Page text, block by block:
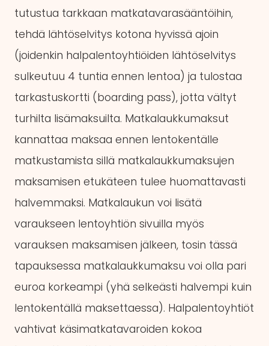
tutustua tarkkaan matkatavarasääntöihin,
tehdä lähtöselvitys kotona hyvissä ajoin
(joidenkin halpalentoyhtiöiden lähtöselvitys
sulkeutuu 4 tuntia ennen lentoa) ja tulostaa
tarkastuskortti (boarding pass), jotta vältyt
turhilta lisämaksuilta. Matkalaukkumaksut
kannattaa maksaa ennen lentokentälle
matkustamista sillä matkalaukkumaksujen
maksamisen etukäteen tulee huomattavasti
halvemmaksi. Matkalaukun voi lisätä
varaukseen lentoyhtiön sivuilla myös
varauksen maksamisen jälkeen, tosin tässä
tapauksessa matkalaukkumaksu voi olla pari
euroa korkeampi (yhä selkeästi halvempi kuin
lentokentällä maksettaessa). Halpalentoyhtiöt
vahtivat käsimatkatavaroiden kokoa